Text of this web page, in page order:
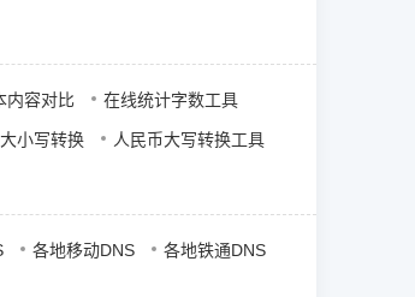
内容对比 在线统计字数工具
小写转换 人民币大写转换工具
各地移动DNS 各地铁通DNS